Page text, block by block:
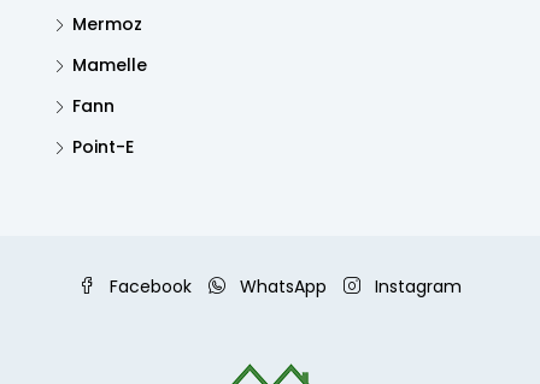
Mermoz
Mamelle
Fann
Point-E
Facebook WhatsApp Instagram